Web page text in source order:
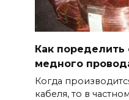
Как поределить
медного
Когда
кабеля, то в частном